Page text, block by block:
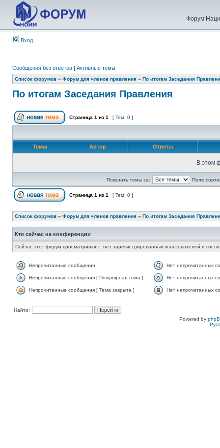
Форум
Вход
Сообщения без ответов | Активные темы
Список форумов » Форум для членов правления » По итогам Заседания
По итогам Заседания Правления
Страница 1 из 1 [ Тем: 0 ]
Темы Автор Ответы
В этом
Показать темы за: Поле
Страница 1 из 1 [ Тем: 0 ]
Список форумов » Форум для членов правления » По итогам Заседания
Кто сейчас на конференции
Сейчас этот форум просматривают: нет зарегистрированных пользователей и
Непрочитанные сообщения Нет непрочитанных
Непрочитанные сообщения [ Популярная тема ] Нет непрочитанных
Непрочитанные сообщения [ Тема закрыта ] Нет непрочитанных
Найти:
Powered by